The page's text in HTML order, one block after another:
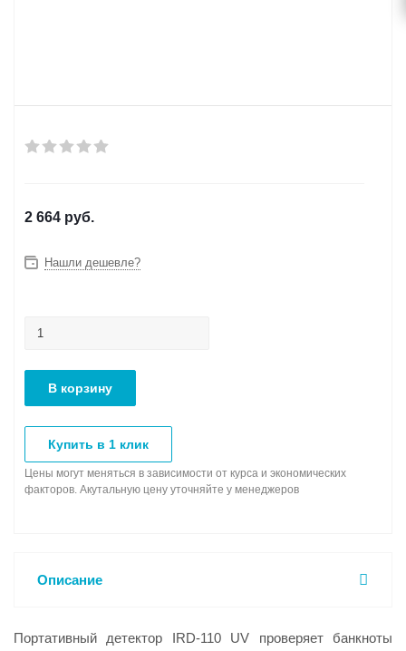
2 664 руб.
Нашли дешевле?
В корзину
Купить в 1 клик
Цены могут меняться в зависимости от курса и экономических
факторов. Акутальную цену уточняйте у менеджеров
Описание
Портативный детектор IRD-110 UV проверяет банкноты